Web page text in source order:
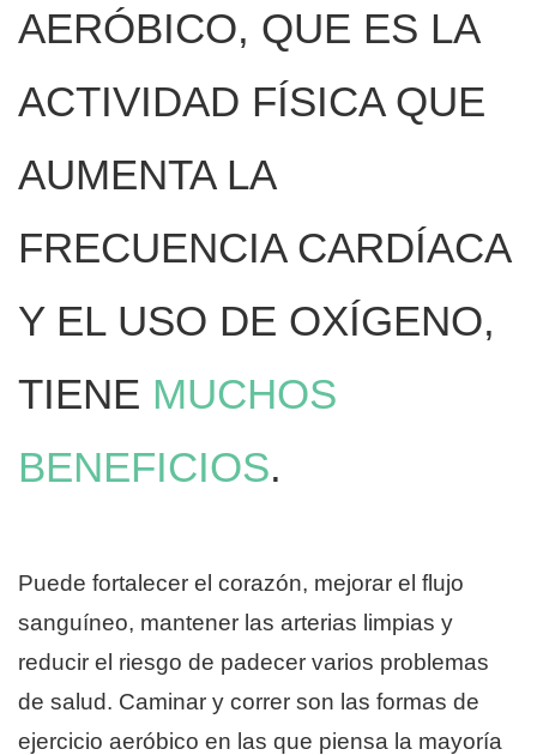
AERÓBICO, QUE ES LA
ACTIVIDAD FÍSICA QUE
AUMENTA LA
FRECUENCIA CARDÍACA
Y EL USO DE OXÍGENO,
TIENE MUCHOS
BENEFICIOS.
Puede fortalecer el corazón, mejorar el flujo
sanguíneo, mantener las arterias limpias y
reducir el riesgo de padecer varios problemas
de salud. Caminar y correr son las formas de
ejercicio aeróbico en las que piensa la mayoría